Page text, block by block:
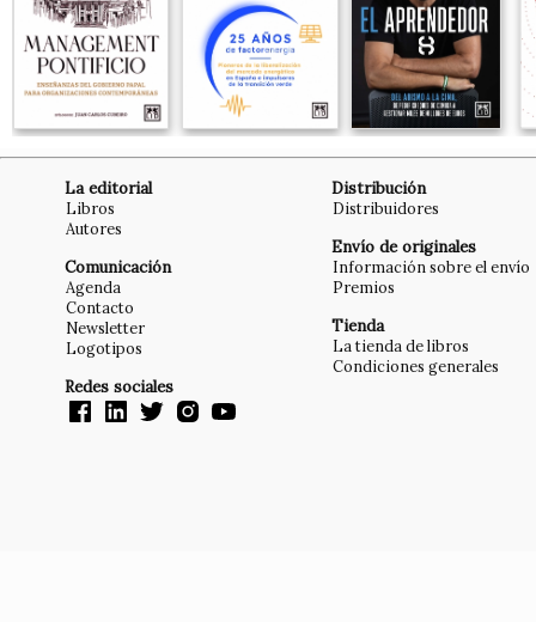
La editorial
Libros
Autores
Comunicación
Agenda
Contacto
Newsletter
Logotipos
Redes sociales
Distribución
Distribuidores
Envío de originales
Información sobre el envío
Premios
Tienda
La tienda de libros
Condiciones generales